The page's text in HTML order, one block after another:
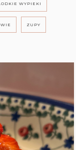
WYPIEKI
ZUPY